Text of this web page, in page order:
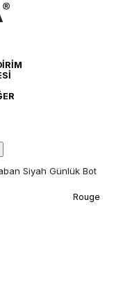
Siyah Günlük Bot
Rouge